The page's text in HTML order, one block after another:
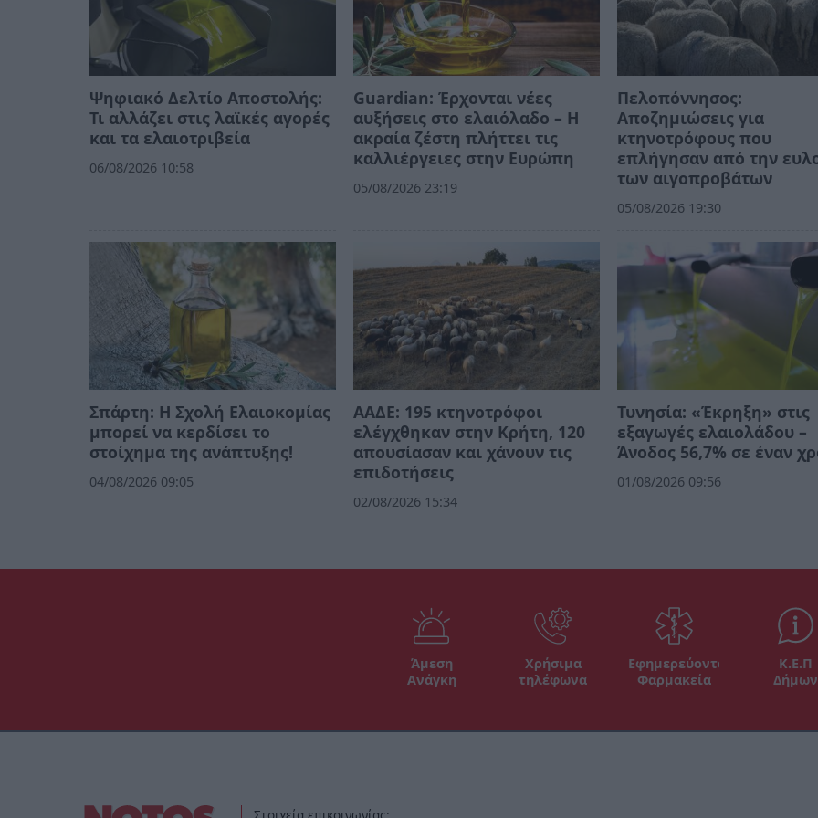
Ψηφιακό Δελτίο Αποστολής:
Τι αλλάζει στις λαϊκές αγορές
και τα ελαιοτριβεία
06/08/2026 10:58
Guardian: Έρχονται νέες
αυξήσεις στο ελαιόλαδο – Η
ακραία ζέστη πλήττει τις
καλλιέργειες στην Ευρώπη
05/08/2026 23:19
Πελοπόννησος:
Αποζημιώσεις για
κτηνοτρόφους που
επλήγησαν από την
των αιγοπροβάτων
05/08/2026 19:30
Σπάρτη: Η Σχολή Ελαιοκομίας
μπορεί να κερδίσει το
στοίχημα της ανάπτυξης!
04/08/2026 09:05
ΑΑΔΕ: 195 κτηνοτρόφοι
ελέγχθηκαν στην Κρήτη, 120
απουσίασαν και χάνουν τις
επιδοτήσεις
02/08/2026 15:34
Τυνησία: «Έκρηξη» στις
εξαγωγές ελαιολάδου –
Άνοδος 56,7% σε έναν
01/08/2026 09:56
Άμεση
Ανάγκη
Χρήσιμα
τηλέφωνα
Εφημερεύοντα
Φαρμακεία
Κ.Ε.Π
Δήμων